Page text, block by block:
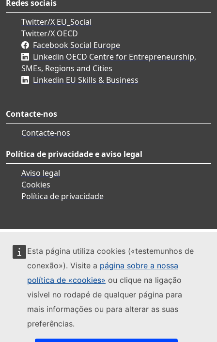
Esta página utiliza cookies («testemunhos de
conexão»). Visite a página sobre a nossa
política de «cookies» ou clique na ligação
visível no rodapé de qualquer página para
mais informações ou para alterar as suas
preferências.
Redes sociais
Twitter/X EU_Social
Twitter/X OECD
Facebook Social Europe
Linkedin OECD Centre for Entrepreneurship,
SMEs, Regions and Cities
Linkedin EU Skills & Business
Contacte-nos
Contacte-nos
Política de privacidade e aviso legal
Aviso legal
Cookies
Política de privacidade